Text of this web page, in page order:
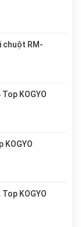
chuột RM-
KOGYO
KOGYO
KOGYO